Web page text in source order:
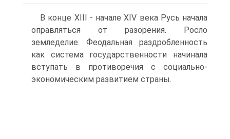
В конце XIII - начале XIV века Русь начала
оправляться от разорения. Росло
земледелие. Феодальная раздробленность
как система государственности начинала
вступать в противоречия с социально-
экономическим развитием страны.